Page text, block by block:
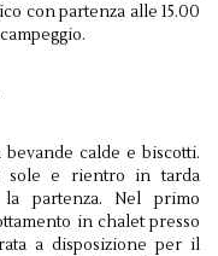
con partenza alle 15.00
calde e biscotti.
sole e rientro in tarda
la partenza. Nel primo
in chalet presso
a disposizione per il